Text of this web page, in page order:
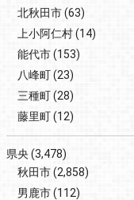
北秋田市(63)
上小阿仁村(14)
能代市(153)
八峰町(23)
三種町(28)
藤里町(12)
県央 (3,478)
秋田市(2,858)
男鹿市(112)